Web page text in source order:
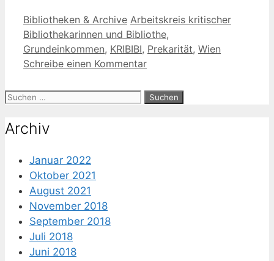
Kategorien
Bibliotheken & Archive Schlagwörter
Arbeitskreis kritischer
Bibliothekarinnen und Bibliothe,
Grundeinkommen, KRIBIBI, Prekarität, Wien
Schreibe einen Kommentar
Suche
Archiv
Januar 2022
Oktober 2021
August 2021
November 2018
September 2018
Juli 2018
Juni 2018